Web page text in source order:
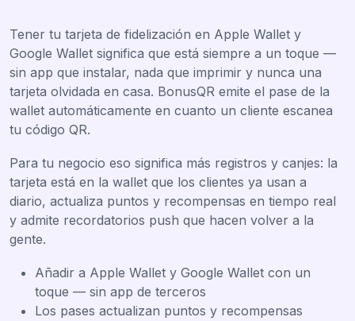
Tener tu tarjeta de fidelización en Apple Wallet y
Google Wallet significa que está siempre a un toque —
sin app que instalar, nada que imprimir y nunca una
tarjeta olvidada en casa. BonusQR emite el pase de la
wallet automáticamente en cuanto un cliente escanea
tu código QR.
Para tu negocio eso significa más registros y canjes: la
tarjeta está en la wallet que los clientes ya usan a
diario, actualiza puntos y recompensas en tiempo real
y admite recordatorios push que hacen volver a la
gente.
Añadir a Apple Wallet y Google Wallet con un
toque — sin app de terceros
Los pases actualizan puntos y recompensas